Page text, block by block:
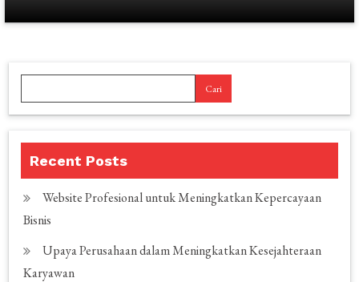
Cari
Recent Posts
Website Profesional untuk Meningkatkan Kepercayaan
Bisnis
Upaya Perusahaan dalam Meningkatkan Kesejahteraan
Karyawan